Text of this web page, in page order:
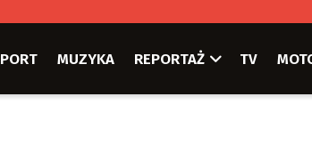
MUZYKA REPORTAŻ TV